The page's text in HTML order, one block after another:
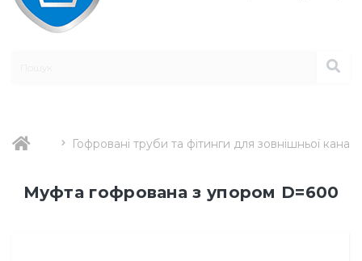
Гофровані труби та фітинги для зовнішньої
Муфта гофрована з упором D=600